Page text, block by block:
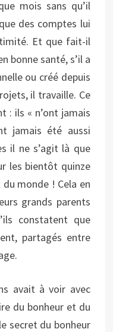
mois sans qu’il
des comptes lui
Et que fait-il
bonne santé, s’il a
ou créé depuis
il travaille. Ce
: ils « n’ont jamais
jamais été aussi
il ne s’agit là que
les bientôt quinze
monde ! Cela en
grands parents
constatent que
partagés entre
avait à voir avec
du bonheur et du
secret du bonheur